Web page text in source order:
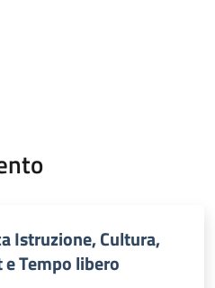
Istruzione, Cultura,
Tempo libero